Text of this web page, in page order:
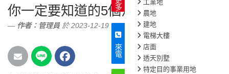
你一定要知道的5個注意事項！
作者： 管理員 於 2023-12-19